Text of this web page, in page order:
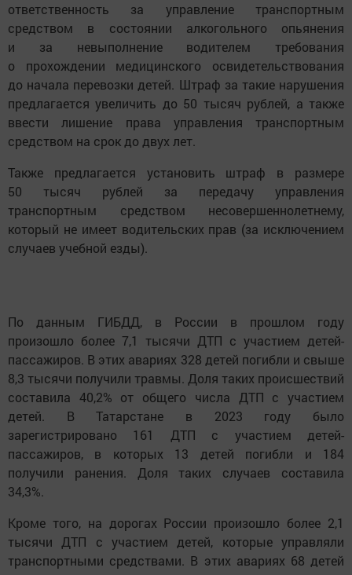
ответственность за управление транспортным
средством в состоянии алкогольного опьянения
и за невыполнение водителем требования
о прохождении медицинского освидетельствования
до начала перевозки детей. Штраф за такие нарушения
предлагается увеличить до 50 тысяч рублей, а также
ввести лишение права управления транспортным
средством на срок до двух лет.
Также предлагается установить штраф в размере
50 тысяч рублей за передачу управления
транспортным средством несовершеннолетнему,
который не имеет водительских прав (за исключением
случаев учебной езды).
По данным ГИБДД, в России в прошлом году
произошло более 7,1 тысячи ДТП с участием детей-
пассажиров. В этих авариях 328 детей погибли и свыше
8,3 тысячи получили травмы. Доля таких происшествий
составила 40,2% от общего числа ДТП с участием
детей. В Татарстане в 2023 году было
зарегистрировано 161 ДТП с участием детей-
пассажиров, в которых 13 детей погибли и 184
получили ранения. Доля таких случаев составила
34,3%.
Кроме того, на дорогах России произошло более 2,1
тысячи ДТП с участием детей, которые управляли
транспортными средствами. В этих авариях 68 детей